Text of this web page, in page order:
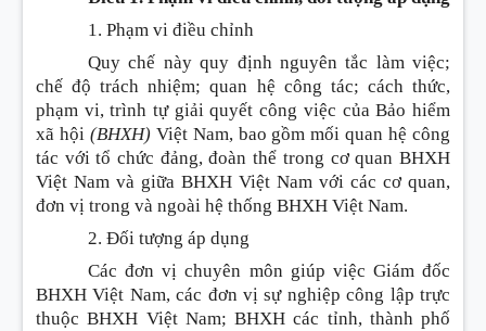
1. Phạm vi điều chỉnh
Quy chế này quy định nguyên tắc làm việc;
chế độ trách nhiệm; quan hệ công tác; cách thức,
phạm vi, trình tự giải quyết công việc của Bảo hiểm
xã hội (BHXH)Việt Nam, bao gồm mối quan hệ công
tác với tổ chức đảng, đoàn thể trong cơ quan BHXH
Việt Nam và giữa BHXH Việt Nam với các cơ quan,
đơn vị trong và ngoài hệ thống BHXH Việt Nam.
2. Đối tượng áp dụng
Các đơn vị chuyên môn giúp việc Giám đốc
BHXH Việt Nam, các đơn vị sự nghiệp công lập trực
thuộc BHXH Việt Nam; BHXH các tỉnh, thành phố